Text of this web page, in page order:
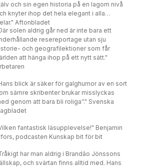
och sin egen historia på en lagom nivå
knyter ihop det hela elegant i alla
Aftonbladet
solen aldrig går ned är inte bara ett
resereportage utan sju
och geografilektioner som får
att hänga ihop på ett nytt sätt."
blick är säker för galghumor av en sort
sämre skribenter brukar misslyckas
genom att bara bli roliga”." Svenska
fantastisk läsupplevelse!" Benjamin
podcasten Kunskap bit för bit
har man aldrig i Brandão Jönssons
och svärtan finns alltid med. Hans